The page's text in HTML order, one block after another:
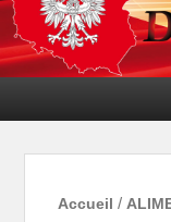
Accueil /